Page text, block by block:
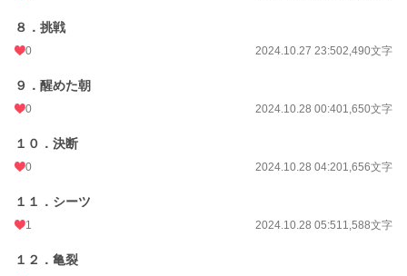
初回完結日時
累計ポイント
８．挑戦
0 2024.10.27 23:502,490文字
９．醒めた朝
0 2024.10.28 00:401,650文字
１０．決断
0 2024.10.28 04:201,656文字
１１．シーツ
1 2024.10.28 05:511,588文字
１２．亀裂